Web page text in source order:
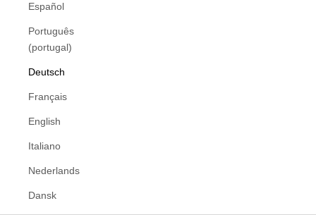
Español
Português
(portugal)
Deutsch
Français
English
Italiano
Nederlands
Dansk